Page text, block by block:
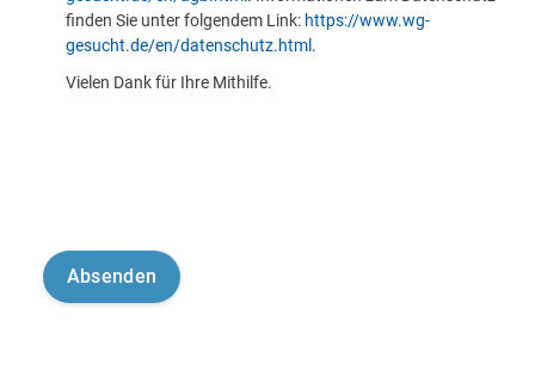
finden Sie unter folgendem Link: https://www.wg-
gesucht.de/en/datenschutz.html .
Vielen Dank für Ihre Mithilfe.